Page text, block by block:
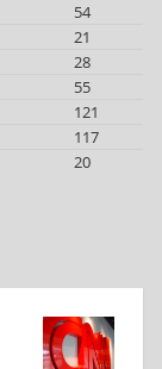
54
21
28
55
121
117
20